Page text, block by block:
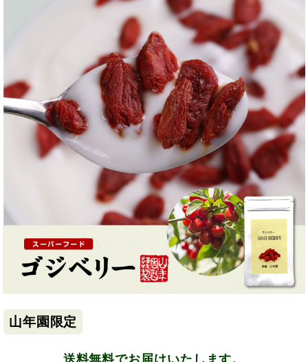
山年園限定